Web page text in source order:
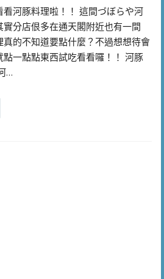
河豚料理啦！！ 這間づぼらや河
分店佷多在通天閣附近也有一間
的不知道要點什麼？不過想想待會
一點點東西試吃看看囉！！ 河豚
…